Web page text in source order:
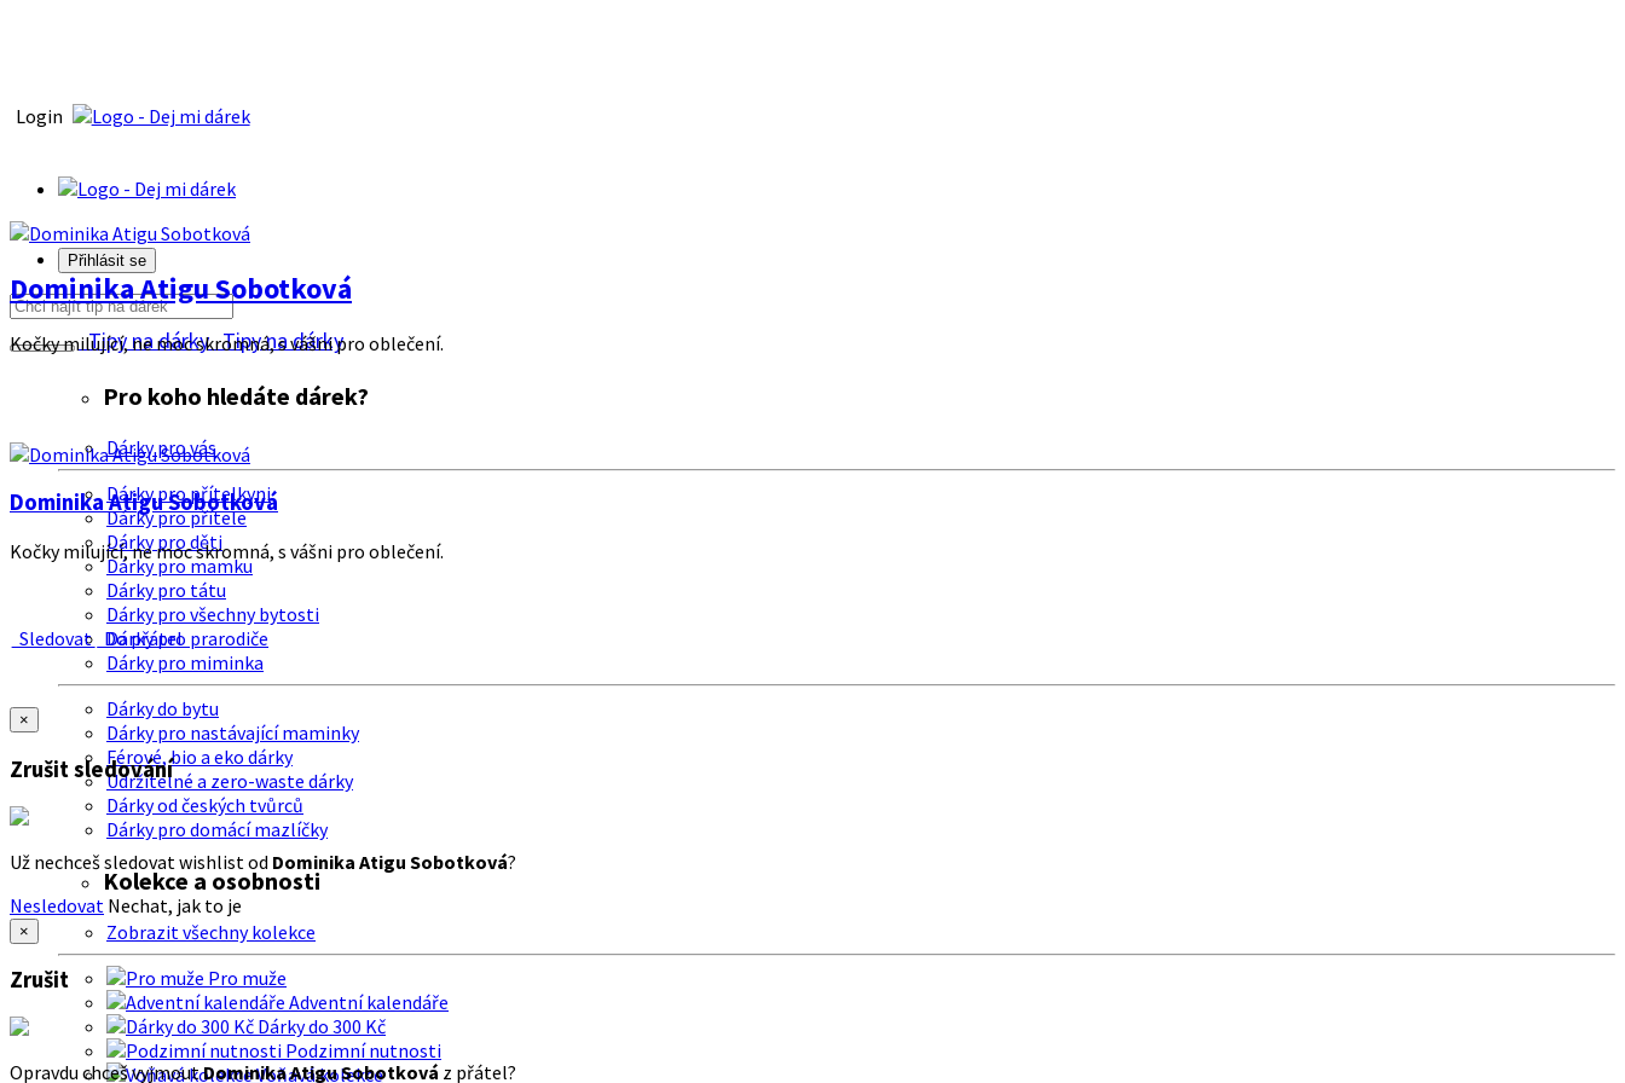
Login
Přihlásit se
Tipy na dárkyTipy na dárky
Pro koho hledáte dárek?
Dárky pro vás
Dárky pro přítelkyni
Dárky pro přítele
Dárky pro děti
Dárky pro mamku
Dárky pro tátu
Dárky pro všechny bytosti
Dárky pro prarodiče
Dárky pro miminka
Dárky do bytu
Dárky pro nastávající maminky
Férové, bio a eko dárky
Udržitelné a zero-waste dárky
Dárky od českých tvůrců
Dárky pro domácí mazlíčky
Kolekce a osobnosti
Zobrazit všechny kolekce
Pro muže
Adventní kalendáře
Dárky do 300 Kč
Podzimní nutnosti
Voňavá kolekce
Dominika Atigu Sobotková
Kočky milující, ne moc skromná, s vášni pro oblečení.
Dominika Atigu Sobotková
Kočky milující, ne moc skromná, s vášni pro oblečení.
Sledovat Do přátel
×
Zrušit sledování
Už nechceš sledovat wishlist od Dominika Atigu Sobotková?
Nesledovat Nechat, jak to je
×
Zrušit
Opravdu chceš vyjmoutDominika Atigu Sobotková z přátel?